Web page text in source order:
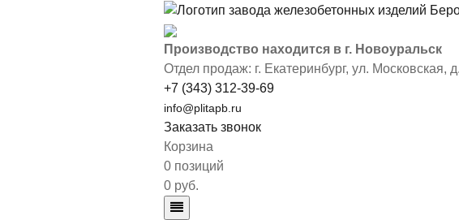
Производство находится в г. Новоуральск
Отдел продаж: г. Екатеринбург, ул. Московская,
+7 (343) 312-39-69
info@plitapb.ru
Заказать звонок
Корзина
0 позиций
0 руб.